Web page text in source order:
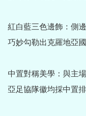
紅白藍三色邊飾：側
巧妙勾勒出克羅地亞
中置對稱美學：與主
亞足協隊徽均採中置